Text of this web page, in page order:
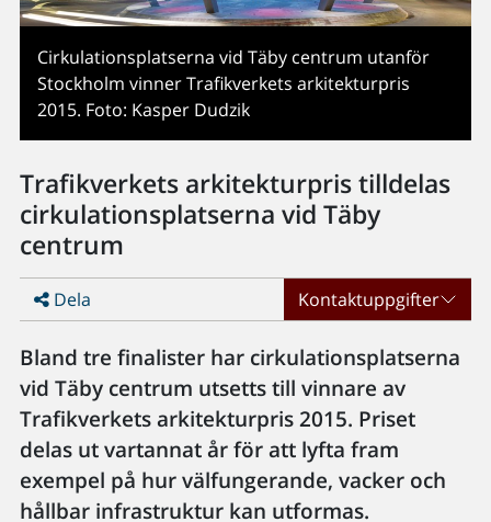
Cirkulationsplatserna vid Täby centrum utanför
Stockholm vinner Trafikverkets arkitekturpris
2015. Foto: Kasper Dudzik
Trafikverkets arkitekturpris tilldelas
cirkulationsplatserna vid Täby
centrum
Dela Kontaktuppgifter
Bland tre finalister har cirkulationsplatserna
vid Täby centrum utsetts till vinnare av
Trafikverkets arkitekturpris 2015. Priset
delas ut vartannat år för att lyfta fram
exempel på hur välfungerande, vacker och
hållbar infrastruktur kan utformas.